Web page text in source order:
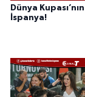
Dünya
İspanya!